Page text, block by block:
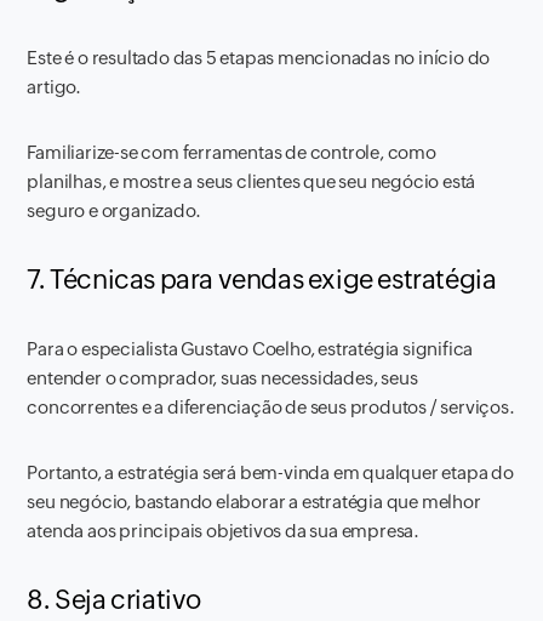
Este é o resultado das 5 etapas mencionadas no início do
artigo.
Familiarize-se com ferramentas de controle, como
planilhas, e mostre a seus clientes que seu negócio está
seguro e organizado.
7. Técnicas para vendas exige estratégia
Para o especialista Gustavo Coelho, estratégia significa
entender o comprador, suas necessidades, seus
concorrentes e a diferenciação de seus produtos / serviços.
Portanto, a estratégia será bem-vinda em qualquer etapa do
seu negócio, bastando elaborar a estratégia que melhor
atenda aos principais objetivos da sua empresa.
8. Seja criativo